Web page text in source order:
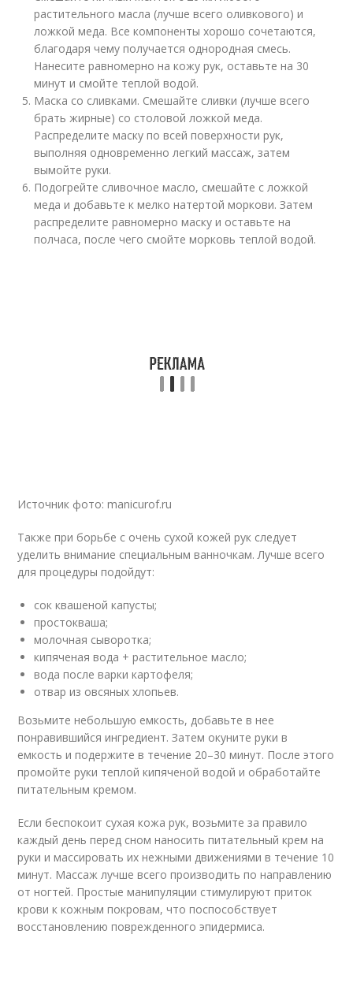
растительного масла (лучше всего оливкового) и
ложкой меда. Все компоненты хорошо сочетаются,
благодаря чему получается однородная смесь.
Нанесите равномерно на кожу рук, оставьте на 30
минут и смойте теплой водой.
Маска со сливками. Смешайте сливки (лучше всего
брать жирные) со столовой ложкой меда.
Распределите маску по всей поверхности рук,
выполняя одновременно легкий массаж, затем
вымойте руки.
Подогрейте сливочное масло, смешайте с ложкой
меда и добавьте к мелко натертой моркови. Затем
распределите равномерно маску и оставьте на
полчаса, после чего смойте морковь теплой водой.
Источник фото: manicurof.ru
Также при борьбе с очень сухой кожей рук следует
уделить внимание специальным ванночкам. Лучше всего
для процедуры подойдут:
сок квашеной капусты;
простокваша;
молочная сыворотка;
кипяченая вода + растительное масло;
вода после варки картофеля;
отвар из овсяных хлопьев.
Возьмите небольшую емкость, добавьте в нее
понравившийся ингредиент. Затем окуните руки в
емкость и подержите в течение 20–30 минут. После этого
промойте руки теплой кипяченой водой и обработайте
питательным кремом.
Если беспокоит сухая кожа рук, возьмите за правило
каждый день перед сном наносить питательный крем на
руки и массировать их нежными движениями в течение 10
минут. Массаж лучше всего производить по направлению
от ногтей. Простые манипуляции стимулируют приток
крови к кожным покровам, что поспособствует
восстановлению поврежденного эпидермиса.